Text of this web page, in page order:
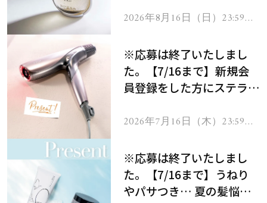
2026年8月16日（日）23:59ま
※応募は終了いたしまし
た。【7/16まで】新規会
員登録をした方にステラボ
ヘアドライヤー ジュエル
2026年7月16日（木）23:59ま
※応募は終了いたしまし
た。【7/16まで】うねり
やパサつき… 夏の髪悩み